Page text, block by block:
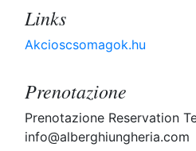
Links
Akcioscsomagok.hu
Prenotazione
Prenotazione Reservation
info@alberghiungheria.com